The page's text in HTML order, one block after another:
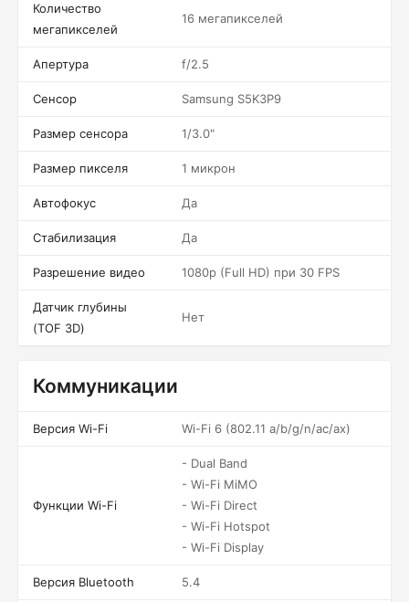
Количество
мегапикселей
16 мегапикселей
Апертура f/2.5
Сенсор Samsung S5K3P9
Размер сенсора 1/3.0"
Размер пикселя 1 микрон
Автофокус Да
Стабилизация Да
Разрешение видео 1080p (Full HD) при 30 FPS
Датчик глубины
(TOF 3D)
Нет
Коммуникации
Версия Wi-Fi Wi-Fi 6 (802.11 a/b/g/n/ac/ax)
Функции Wi-Fi
- Dual Band
- Wi-Fi MiMO
- Wi-Fi Direct
- Wi-Fi Hotspot
- Wi-Fi Display
Версия Bluetooth 5.4